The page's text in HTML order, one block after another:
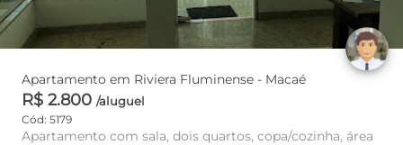
Apartamento em Riviera Fluminense - Macaé
R$ 2.800 /aluguel
Cód: 5179
Apartamento com sala, dois quartos, copa/cozinha, área